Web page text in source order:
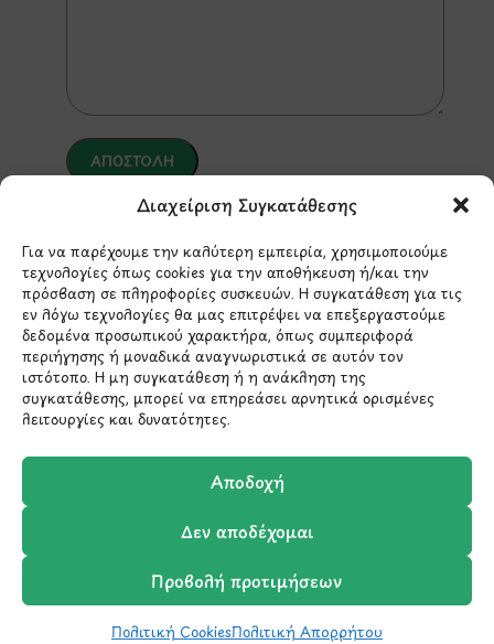
Διαχείριση Συγκατάθεσης
Για να παρέχουμε την καλύτερη εμπειρία, χρησιμοποιούμε
τεχνολογίες όπως cookies για την αποθήκευση ή/και την
πρόσβαση σε πληροφορίες συσκευών. Η συγκατάθεση για τις
εν λόγω τεχνολογίες θα μας επιτρέψει να επεξεργαστούμε
δεδομένα προσωπικού χαρακτήρα, όπως συμπεριφορά
περιήγησης ή μοναδικά αναγνωριστικά σε αυτόν τον
ιστότοπο. Η μη συγκατάθεση ή η ανάκληση της
συγκατάθεσης, μπορεί να επηρεάσει αρνητικά ορισμένες
λειτουργίες και δυνατότητες.
Αποδοχή
Δεν αποδέχομαι
Προβολή προτιμήσεων
Πολιτική CookiesΠολιτική Απορρήτου
*Αυτός ο ιστότοπος προστατεύεται από το σύστημα
Όροι Παροχής Υπηρεσιώντης Google.
ΣΤΟΙΧΕΙΑ ΕΠΙΚΟΙΝΩΝΙΑΣ
Holargos Center (Ισόγειο)
Λ.Περικλέους 56,
Χολαργός 15561
info@ypografi.com